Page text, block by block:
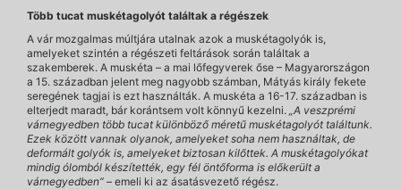
Több tucat muskétagolyót találtak a régészek
A vár mozgalmas múltjára utalnak azok a muskétagolyók is,
amelyeket szintén a régészeti feltárások során találtak a
szakemberek. A muskéta – a mai lőfegyverek őse – Magyarországon
a 15. században jelent meg nagyobb számban, Mátyás király fekete
seregének tagjai is ezt használták. A muskéta a 16-17. században is
elterjedt maradt, bár korántsem volt könnyű kezelni. „A veszprémi
várnegyedben több tucat különböző méretű muskétagolyót találtunk.
Ezek között vannak olyanok, amelyeket soha nem használtak, de
deformált golyók is, amelyeket biztosan kilőttek. A muskétagolyókat
mindig ólomból készítették, egy fél öntőforma is előkerült a
várnegyedben” – emeli ki az ásatásvezető régész.